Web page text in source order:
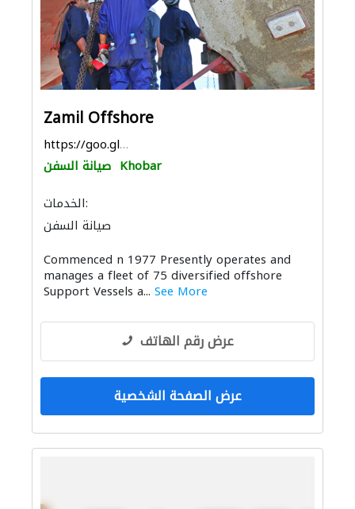
Zamil Offshore
https://goo.gl/maps/EPmEd8Xjr3XXx4mt6
صيانة السفن Khobar
الخدمات:
صيانة السفن
Commenced n 1977 Presently operates and
manages a fleet of 75 diversified offshore
Support Vessels a... See More
عرض رقم الهاتف
عرض الصفحة الشخصية